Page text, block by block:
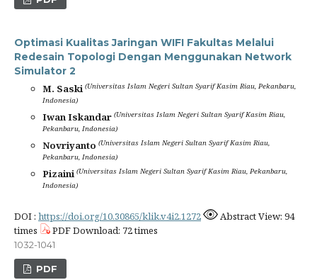
Optimasi Kualitas Jaringan WIFI Fakultas Melalui
Redesain Topologi Dengan Menggunakan Network
Simulator 2
M. Saski (Universitas Islam Negeri Sultan Syarif Kasim Riau, Pekanbaru,
Indonesia)
Iwan Iskandar (Universitas Islam Negeri Sultan Syarif Kasim Riau,
Pekanbaru, Indonesia)
Novriyanto (Universitas Islam Negeri Sultan Syarif Kasim Riau,
Pekanbaru, Indonesia)
Pizaini (Universitas Islam Negeri Sultan Syarif Kasim Riau, Pekanbaru,
Indonesia)
DOI : https://doi.org/10.30865/klik.v4i2.1272
Abstract View: 94
times
PDF Download: 72 times
1032-1041
PDF